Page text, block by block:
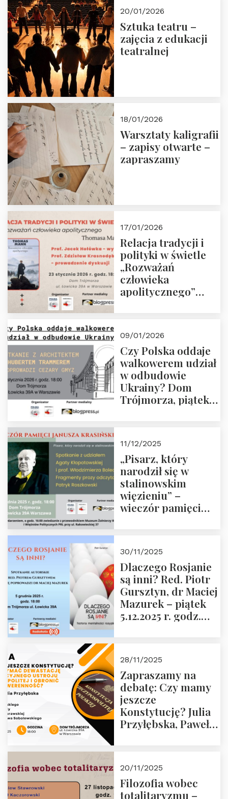
20/01/2026
Sztuka teatru –
zajęcia z edukacji
teatralnej
18/01/2026
Warsztaty kaligrafii
– zapisy otwarte –
zapraszamy
17/01/2026
Relacja tradycji i
polityki w świetle
„Rozważań
człowieka
apolitycznego”
godz. 18:00.
Zapraszamy!
09/01/2026
Czy Polska oddaje
walkowerem udział
w odbudowie
Ukrainy? Dom
Trójmorza, piątek
11/12/2025
„Pisarz, który
narodził się w
stalinowskim
więzieniu” –
wieczór pamięci
zwiedzanie
Muzeum Żołnierzy
Wyklętych i
Więźniów
Politycznych PRL o
godz. 16:00 – 19
30/11/2025
Dlaczego Rosjanie
są inni? Red. Piotr
Gursztyn, dr Maciej
Mazurek – piątek
5.12.2025 r. godz.
28/11/2025
Zapraszamy na
debatę: Czy mamy
jeszcze
Konstytucję? Julia
Przyłębska, Paweł
Przemysław
Sobolewski – 4
20/11/2025
Filozofia wobec
totalitaryzmu –